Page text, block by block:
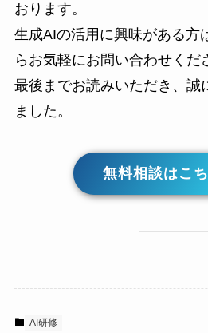
おります。
生成AIの活用に興味がある方
らお気軽にお問い合わせくだ
最後までお読みいただき、誠
ました。
無料相談はこ
AI研修